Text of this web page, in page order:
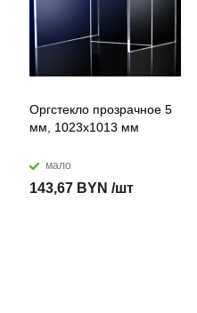
Оргстекло прозрачное 5
мм, 1023x1013 мм
мало
143,67 BYN /шт